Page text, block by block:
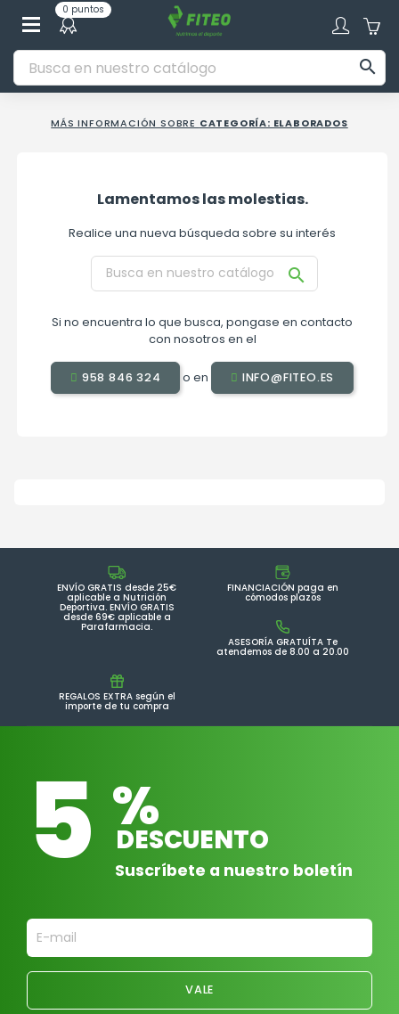
0 puntos

MÁS INFORMACIÓN SOBRE CATEGORÍA: ELABORADOS
Lamentamos las molestias.
Realice una nueva búsqueda sobre su interés

Si no encuentra lo que busca, pongase en contacto
con nosotros en el
958 846 324 o en INFO@FITEO.ES
ENVÍO GRATIS desde 25€
aplicable a Nutrición
Deportiva. ENVÍO GRATIS
desde 69€ aplicable a
Parafarmacia.
FINANCIACIÓN paga en
cómodos plazos
ASESORÍA GRATUÍTA Te
atendemos de 8.00 a 20.00
REGALOS EXTRA según el
importe de tu compra
5 %
DESCUENTO
Suscríbete a nuestro boletín